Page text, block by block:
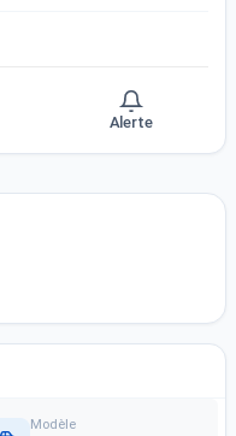
Alerte
Modèle